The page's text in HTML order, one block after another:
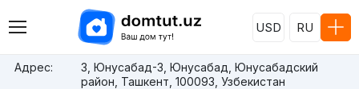
USD RU
Адрес:
3, Юнусабад-3, Юнусабад, Юнусабадский
район, Ташкент, 100093, Узбекистан